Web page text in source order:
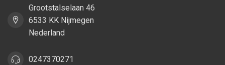
Grootstalselaan 46
6533 KK Nijmegen
Nederland
0247370271